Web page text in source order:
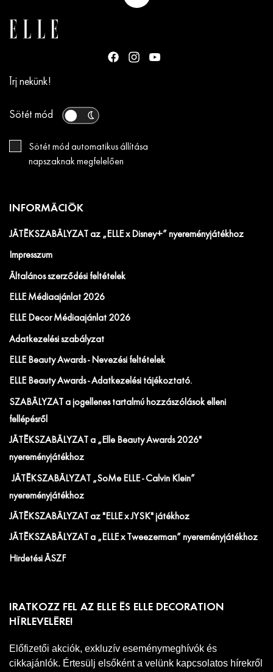
Írj nekünk!
Sötét mód
Sötét mód automatikus állítása
napszaknak megfelelően
INFORMÁCIÓK
JÁTÉKSZABÁLYZAT az „ELLE x Disney+” nyereményjátékhoz
Impresszum
Általános szerződési feltételek
ELLE Médiaajánlat 2026
ELLE Decor Médiaajánlat 2026
Adatkezelési szabályzat
ELLE Beauty Awards - Nevezési feltételek
ELLE Beauty Awards - Adatkezelési tájékoztató.
SZABÁLYZAT a jogellenes tartalmú hozzászólások elleni
fellépésről
JÁTÉKSZABÁLYZAT a „Elle Beauty Awards 2026"
nyereményjátékhoz
JÁTÉKSZABÁLYZAT „SoMe ELLE - Calvin Klein”
nyereményjátékhoz
JÁTÉKSZABÁLYZAT az "ELLE x JYSK" játékhoz
JÁTÉKSZABÁLYZAT a „ELLE x Tweezerman” nyereményjátékhoz
Hirdetési ÁSZF
IRATKOZZ FEL AZ ELLE ÉS ELLE DECORATION
HÍRLEVELÉRE!
Előfizetői akciók, exkluzív eseménymeghívók és
cikkajánlók. Értesülj elsőként a velünk kapcsolatos hírekről